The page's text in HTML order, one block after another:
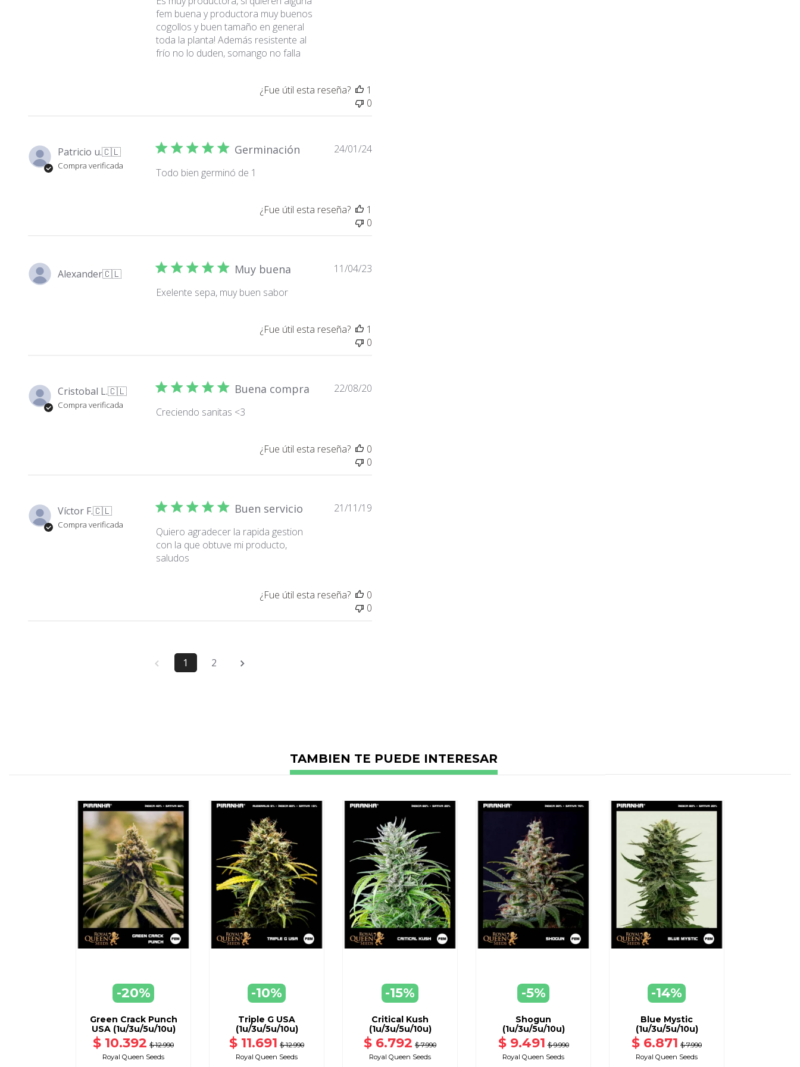
fem buena y productora muy buenos
cogollos y buen tamaño en general
toda la planta! Además resistente al
frío no lo duden, somango no falla
¿Fue útil esta reseña?
1
0
Patricio u.🇨🇱
Compra verificada
Germinación
Todo bien germinó de 1
Fecha
24/01/24
¿Fue útil esta reseña?
1
0
Alexander🇨🇱 Muy buena
Exelente sepa, muy buen sabor
Fecha
11/04/23
¿Fue útil esta reseña?
1
0
Cristobal L.🇨🇱
Compra verificada
Buena compra
Creciendo sanitas <3
Fecha
22/08/20
¿Fue útil esta reseña?
0
0
Víctor F.🇨🇱
Compra verificada
Buen servicio
Quiero agradecer la rapida gestion
con la que obtuve mi producto,
saludos
Fecha
21/11/19
¿Fue útil esta reseña?
0
0
1 2
TAMBIEN TE PUEDE INTERESAR
-20%
AGREGAR
A CARRO
Green Crack Punch
USA (1u/3u/5u/10u)
$ 10.392 $ 12.990
Royal Queen Seeds
-10%
AGREGAR
A CARRO
Triple G USA
(1u/3u/5u/10u)
$ 11.691 $ 12.990
Royal Queen Seeds
-15%
DISPONIBLE CON OTRAS OPCIONES
Critical Kush
(1u/3u/5u/10u)
$ 6.792 $ 7.990
Royal Queen Seeds
-5%
DISPONIBLE CON OTRAS OPCIONES
Shogun
(1u/3u/5u/10u)
$ 9.491 $ 9.990
Royal Queen Seeds
-14%
DISPONIBLE CON OTRAS OPCIONES
Blue Mystic
(1u/3u/5u/10u)
$ 6.871 $ 7.990
Royal Queen Seeds